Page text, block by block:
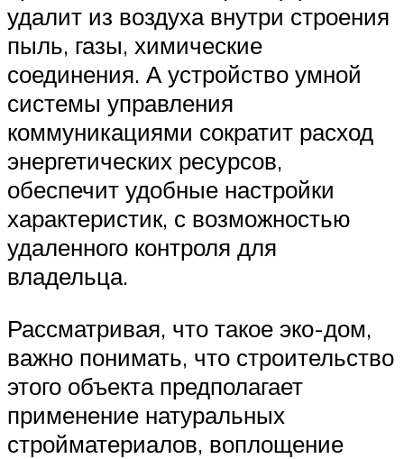
удалит из воздуха внутри строения
пыль, газы, химические
соединения. А устройство умной
системы управления
коммуникациями сократит расход
энергетических ресурсов,
обеспечит удобные настройки
характеристик, с возможностью
удаленного контроля для
владельца.
Рассматривая, что такое эко-дом,
важно понимать, что строительство
этого объекта предполагает
применение натуральных
стройматериалов, воплощение